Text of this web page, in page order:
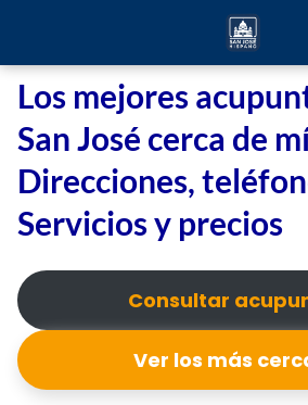
Los mejores
San José cerca de
Direcciones,
Servicios y precios
Consultar
Ver los más